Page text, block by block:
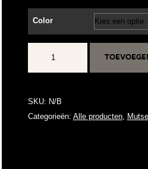
Color
SKU: N/B
Categorieën: Alle producten,